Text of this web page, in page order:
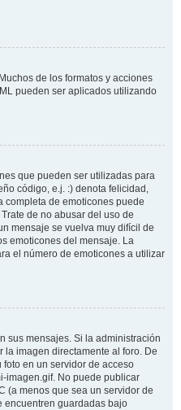
de los formatos y acciones
pueden ser aplicados utilizando
que pueden ser utilizadas para
código, e.j. :) denota felicidad,
completa de emoticones puede
de no abusar del uso de
mensaje se vuelva muy difícil de
emoticones del mensaje. La
el número de emoticones a utilizar
sus mensajes. Si la administración
imagen directamente al foro. De
en un servidor de acceso
imagen.gif. No puede publicar
(a menos que sea un servidor de
encuentren guardadas bajo